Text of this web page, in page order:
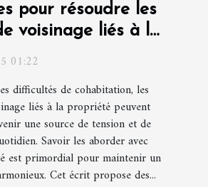
pour résoudre les
voisinage liés à la
01:22
difficultés de cohabitation, les
liés à la propriété peuvent
une source de tension et de
Savoir les aborder avec
est primordial pour maintenir un
Cet écrit propose des...